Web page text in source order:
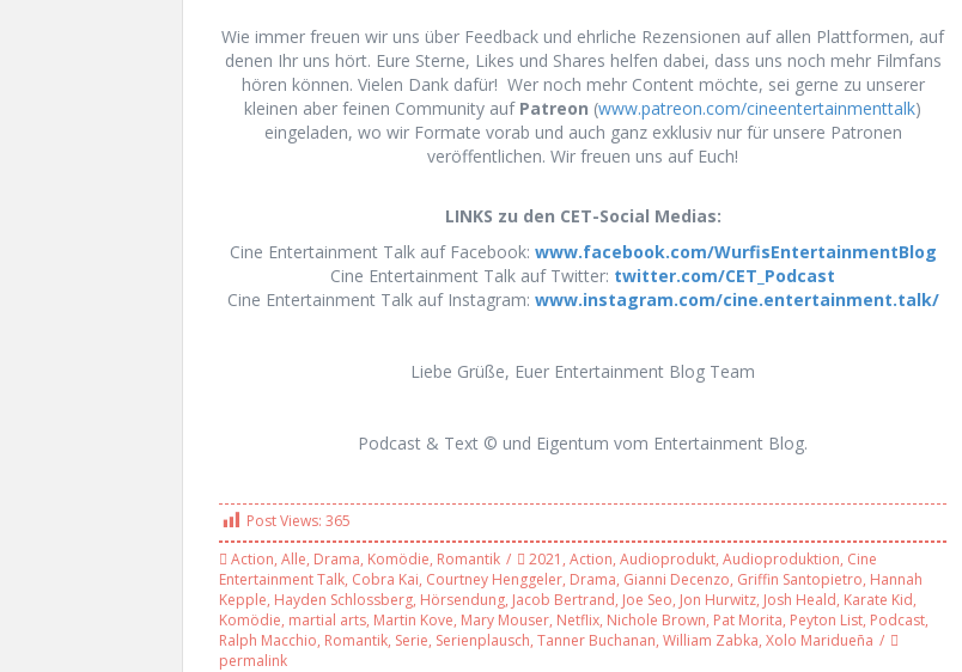
Wie immer freuen wir uns über Feedback und ehrliche Rezensionen auf allen Plattformen, auf
denen Ihr uns hört. Eure Sterne, Likes und Shares helfen dabei, dass uns noch mehr Filmfans
hören können. Vielen Dank dafür! Wer noch mehr Content möchte, sei gerne zu unserer
kleinen aber feinen Community auf Patreon (www.patreon.com/cineentertainmenttalk)
eingeladen, wo wir Formate vorab und auch ganz exklusiv nur für unsere Patronen
veröffentlichen. Wir freuen uns auf Euch!
LINKS zu den CET-Social Medias:
Cine Entertainment Talk auf Facebook: www.facebook.com/WurfisEntertainmentBlog
Cine Entertainment Talk auf Twitter: twitter.com/CET_Podcast
Cine Entertainment Talk auf Instagram: www.instagram.com/cine.entertainment.talk/
Liebe Grüße, Euer Entertainment Blog Team
Podcast & Text © und Eigentum vom Entertainment Blog.
Post Views: 365
Action, Alle, Drama, Komödie, Romantik 2021 , Action, Audioprodukt, Audioproduktion, Cine
Entertainment Talk, Cobra Kai, Courtney Henggeler, Drama, Gianni Decenzo, Griffin Santopietro, Hannah
Kepple, Hayden Schlossberg, Hörsendung, Jacob Bertrand, Joe Seo, Jon Hurwitz, Josh Heald, Karate Kid,
Komödie, martial arts, Martin Kove, Mary Mouser, Netflix, Nichole Brown, Pat Morita, Peyton List, Podcast,
Ralph Macchio, Romantik, Serie, Serienplausch, Tanner Buchanan, William Zabka, Xolo Maridueña
permalink